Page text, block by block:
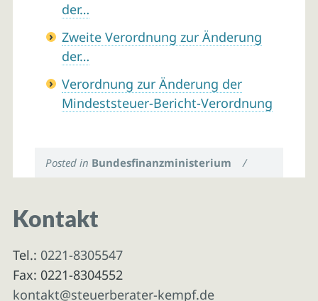
der…
Zweite Verordnung zur Änderung
der…
Verordnung zur Änderung der
Mindeststeuer-Bericht-Verordnung
Posted in Bundesfinanzministerium /
Kontakt
Tel.: 0221-8305547
Fax: 0221-8304552
kontakt@steuerberater-kempf.de